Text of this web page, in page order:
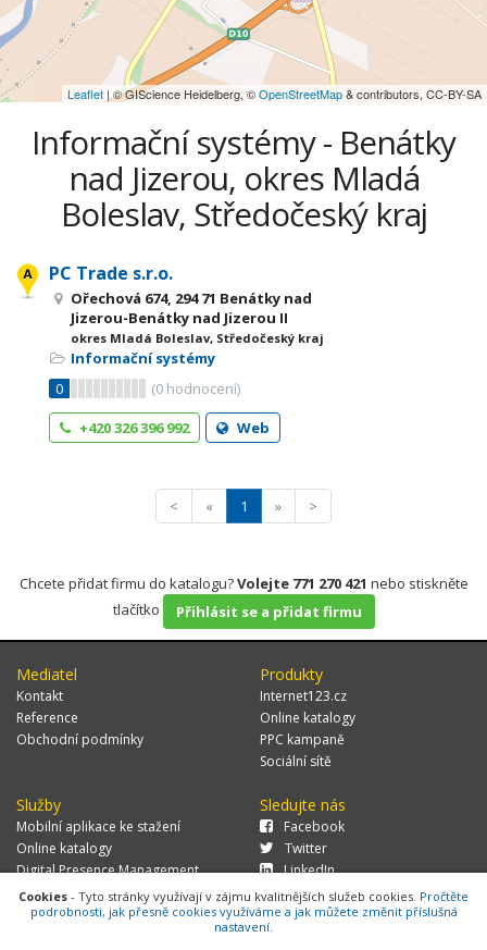
Leaflet | © GIScience Heidelberg, ©OpenStreetMap& contributors, CC-BY-SA
Informační systémy - Benátky
nad Jizerou, okres Mladá
Boleslav, Středočeský kraj
PC Trade s.r.o.
Ořechová 674, 294 71 Benátky nad
Jizerou-Benátky nad Jizerou II
okres Mladá Boleslav, Středočeský kraj
Informační systémy
0
(0 hodnocení)
+420 326 396 992
Web
< « 1 » >
Chcete přidat firmu do katalogu?Volejte 771 270 421 nebo stiskněte
tlačítko
Přihlásit se a přidat firmu
Mediatel
Kontakt
Reference
Obchodní podmínky
Produkty
Internet123.cz
Online katalogy
PPC kampaně
Sociální sítě
Služby
Mobilní aplikace ke stažení
Online katalogy
Digital Presence Management
Více zákazníků
Sledujte nás
Facebook
Twitter
LinkedIn
Cookies - Tyto stránky využívají v zájmu kvalitnějších služeb cookies. Pročtěte
podrobnosti, jak přesně cookies využíváme a jak můžete změnit příslušná
nastavení.